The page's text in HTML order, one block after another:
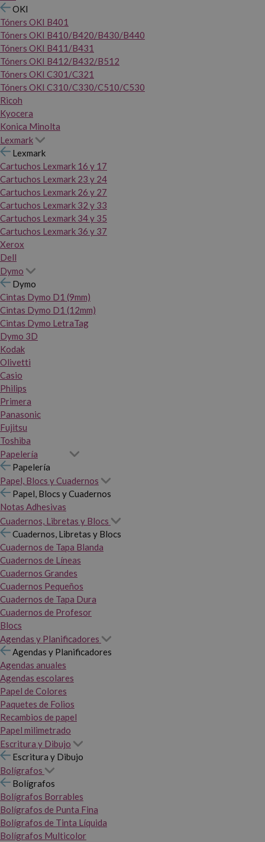
OKI
Tóners OKI B401
Tóners OKI B410/B420/B430/B440
Tóners OKI B411/B431
Tóners OKI B412/B432/B512
Tóners OKI C301/C321
Tóners OKI C310/C330/C510/C530
Ricoh
Kyocera
Konica Minolta
Lexmark
Lexmark
Cartuchos Lexmark 16 y 17
Cartuchos Lexmark 23 y 24
Cartuchos Lexmark 26 y 27
Cartuchos Lexmark 32 y 33
Cartuchos Lexmark 34 y 35
Cartuchos Lexmark 36 y 37
Xerox
Dell
Dymo
Dymo
Cintas Dymo D1 (9mm)
Cintas Dymo D1 (12mm)
Cintas Dymo LetraTag
Dymo 3D
Kodak
Olivetti
Casio
Philips
Primera
Panasonic
Fujitsu
Toshiba
Papelería
Papelería
Papel, Blocs y Cuadernos
Papel, Blocs y Cuadernos
Notas Adhesivas
Cuadernos, Libretas y Blocs
Cuadernos, Libretas y Blocs
Cuadernos de Tapa Blanda
Cuadernos de Líneas
Cuadernos Grandes
Cuadernos Pequeños
Cuadernos de Tapa Dura
Cuadernos de Profesor
Blocs
Agendas y Planificadores
Agendas y Planificadores
Agendas anuales
Agendas escolares
Papel de Colores
Paquetes de Folios
Recambios de papel
Papel milimetrado
Escritura y Dibujo
Escritura y Dibujo
Bolígrafos
Bolígrafos
Bolígrafos Borrables
Bolígrafos de Punta Fina
Bolígrafos de Tinta Líquida
Bolígrafos Multicolor